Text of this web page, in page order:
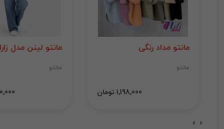
مانتو مداد رنگی
مانتو
1,198,000 تومان
مانتو لینن مدل زارا
مانتو